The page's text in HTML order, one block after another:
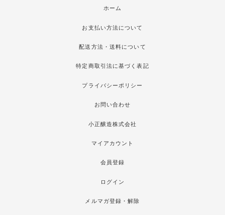
ホーム
お支払い方法について
配送方法・送料について
特定商取引法に基づく表記
プライバシーポリシー
お問い合わせ
小正醸造株式会社
マイアカウント
会員登録
ログイン
メルマガ登録・解除